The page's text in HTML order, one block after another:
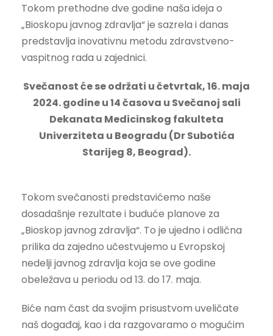
Tokom prethodne dve godine naša ideja o
„Bioskopu javnog zdravlja“ je sazrela i danas
predstavlja inovativnu metodu zdravstveno-
vaspitnog rada u zajednici.
Svečanost će se održati u četvrtak, 16. maja
2024. godine u 14 časova u Svečanoj sali
Dekanata Medicinskog fakulteta
Univerziteta u Beogradu (Dr Subotića
Starijeg 8, Beograd).
Tokom svečanosti predstavićemo naše
dosadašnje rezultate i buduće planove za
„Bioskop javnog zdravlja“. To je ujedno i odlična
prilika da zajedno učestvujemo u Evropskoj
nedelji javnog zdravlja koja se ove godine
obeležava u periodu od 13. do 17. maja.
Biće nam čast da svojim prisustvom uveličate
naš događaj, kao i da razgovaramo o mogućim